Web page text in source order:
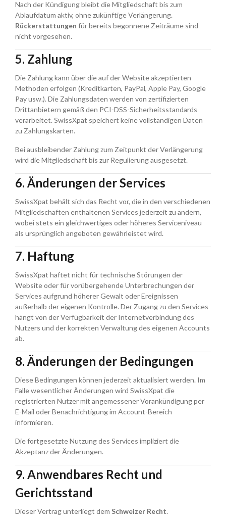
Nach der Kündigung bleibt die Mitgliedschaft bis zum
Ablaufdatum aktiv, ohne zukünftige Verlängerung.
Rückerstattungen für bereits begonnene Zeiträume sind
nicht vorgesehen.
5. Zahlung
Die Zahlung kann über die auf der Website akzeptierten
Methoden erfolgen (Kreditkarten, PayPal, Apple Pay, Google
Pay usw.). Die Zahlungsdaten werden von zertifizierten
Drittanbietern gemäß den PCI-DSS-Sicherheitsstandards
verarbeitet. SwissXpat speichert keine vollständigen Daten
zu Zahlungskarten.
Bei ausbleibender Zahlung zum Zeitpunkt der Verlängerung
wird die Mitgliedschaft bis zur Regulierung ausgesetzt.
6. Änderungen der Services
SwissXpat behält sich das Recht vor, die in den verschiedenen
Mitgliedschaften enthaltenen Services jederzeit zu ändern,
wobei stets ein gleichwertiges oder höheres Serviceniveau
als ursprünglich angeboten gewährleistet wird.
7. Haftung
SwissXpat haftet nicht für technische Störungen der
Website oder für vorübergehende Unterbrechungen der
Services aufgrund höherer Gewalt oder Ereignissen
außerhalb der eigenen Kontrolle. Der Zugang zu den Services
hängt von der Verfügbarkeit der Internetverbindung des
Nutzers und der korrekten Verwaltung des eigenen Accounts
ab.
8. Änderungen der Bedingungen
Diese Bedingungen können jederzeit aktualisiert werden. Im
Falle wesentlicher Änderungen wird SwissXpat die
registrierten Nutzer mit angemessener Vorankündigung per
E-Mail oder Benachrichtigung im Account-Bereich
informieren.
Die fortgesetzte Nutzung des Services impliziert die
Akzeptanz der Änderungen.
9. Anwendbares Recht und
Gerichtsstand
Dieser Vertrag unterliegt dem Schweizer Recht.